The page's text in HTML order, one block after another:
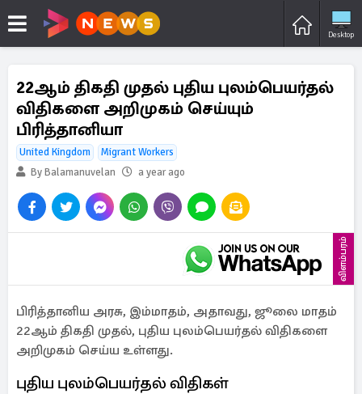
Desktop
22ஆம் திகதி முதல் புதிய புலம்பெயர்தல்
விதிகளை அறிமுகம் செய்யும்
பிரித்தானியா
United Kingdom
Migrant Workers
By Balamanuvelan
a year ago
விளம்பரம்
பிரித்தானிய அரசு, இம்மாதம், அதாவது, ஜூலை மாதம்
22ஆம் திகதி முதல், புதிய புலம்பெயர்தல் விதிகளை
அறிமுகம் செய்ய உள்ளது.
புதிய புலம்பெயர்தல் விதிகள்